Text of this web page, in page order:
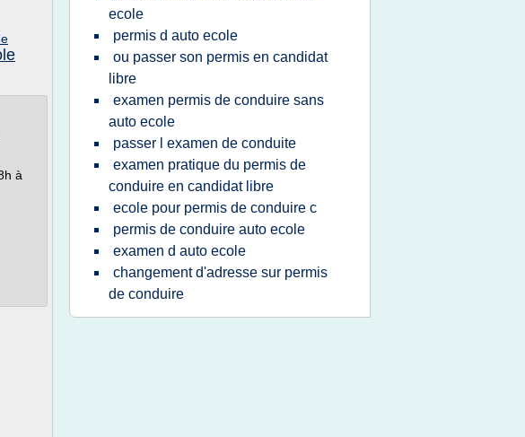
à
ecole
permis d auto ecole
ou passer son permis en candidat
libre
examen permis de conduire sans
auto ecole
passer l examen de conduite
examen pratique du permis de
conduire en candidat libre
ecole pour permis de conduire c
permis de conduire auto ecole
examen d auto ecole
changement d'adresse sur permis
de conduire